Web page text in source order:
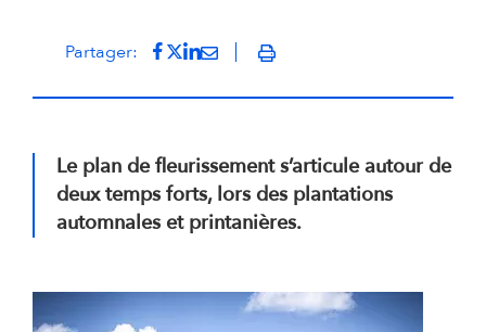
Partager: Partager sur Facebook
(s'ouvre dans un nouvel onglet)
Partager sur Twitter
(s'ouvre dans un nouvel onglet)
Partager sur LinkedIn
(s'ouvre dans un nouvel onglet)
Partager par mail
(s'ouvre dans un nouvel
Imprimer
Le plan de fleurissement s’articule autour de
deux temps forts, lors des plantations
automnales et printanières.